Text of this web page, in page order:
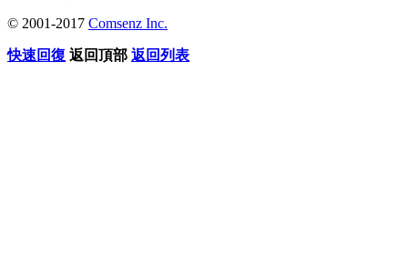
© 2001-2017 Comsenz Inc.
快速回復 返回頂部 返回列表